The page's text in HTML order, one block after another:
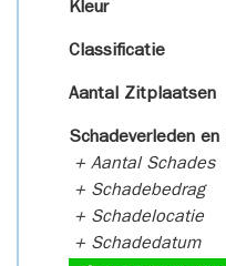
Kleur
Classificatie
Aantal Zitplaatsen
Schadeverleden en
+ Aantal Schades
+ Schadebedrag
+ Schadelocatie
+ Schadedatum